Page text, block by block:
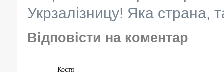
Укрзалізницу! Яка страна,
Відповісти на коментар
Костя